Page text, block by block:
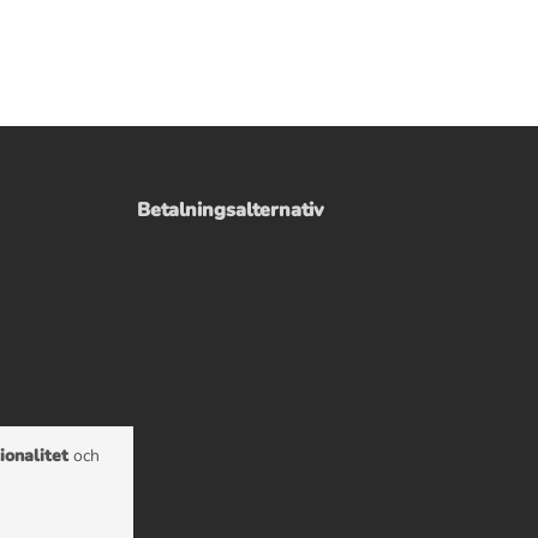
Betalningsalternativ
och